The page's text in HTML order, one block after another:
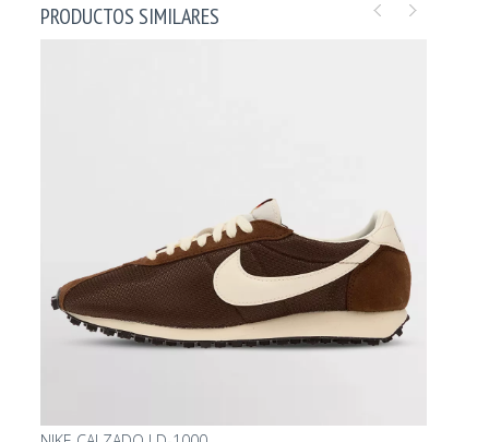
PRODUCTOS SIMILARES